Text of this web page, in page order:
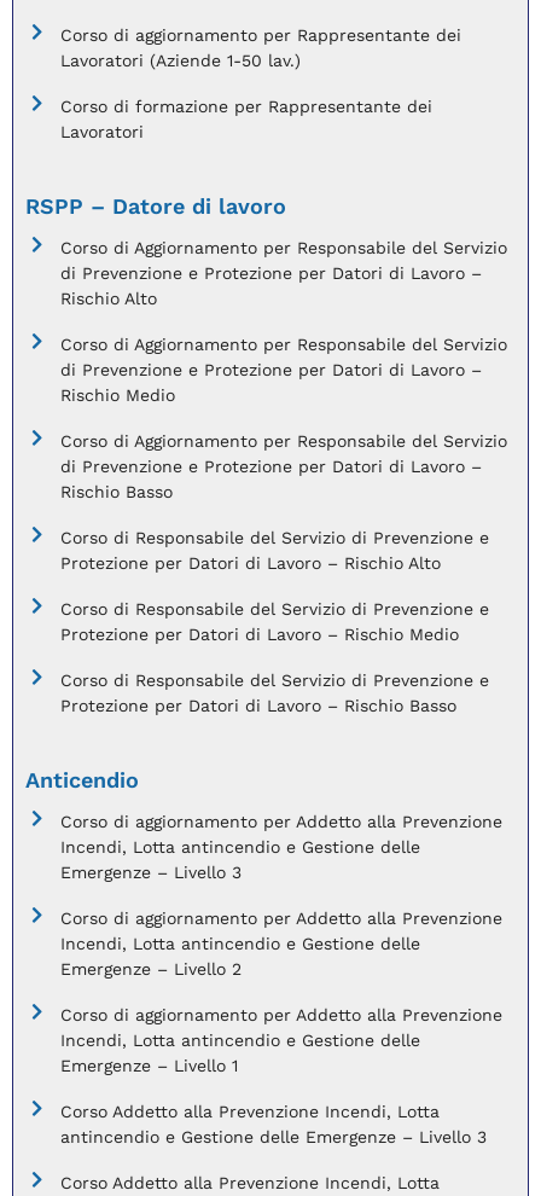
Corso di aggiornamento per Rappresentante dei
Lavoratori (Aziende 1-50 lav.)
Corso di formazione per Rappresentante dei
Lavoratori
RSPP – Datore di lavoro
Corso di Aggiornamento per Responsabile del Servizio
di Prevenzione e Protezione per Datori di Lavoro –
Rischio Alto
Corso di Aggiornamento per Responsabile del Servizio
di Prevenzione e Protezione per Datori di Lavoro –
Rischio Medio
Corso di Aggiornamento per Responsabile del Servizio
di Prevenzione e Protezione per Datori di Lavoro –
Rischio Basso
Corso di Responsabile del Servizio di Prevenzione e
Protezione per Datori di Lavoro – Rischio Alto
Corso di Responsabile del Servizio di Prevenzione e
Protezione per Datori di Lavoro – Rischio Medio
Corso di Responsabile del Servizio di Prevenzione e
Protezione per Datori di Lavoro – Rischio Basso
Anticendio
Corso di aggiornamento per Addetto alla Prevenzione
Incendi, Lotta antincendio e Gestione delle
Emergenze – Livello 3
Corso di aggiornamento per Addetto alla Prevenzione
Incendi, Lotta antincendio e Gestione delle
Emergenze – Livello 2
Corso di aggiornamento per Addetto alla Prevenzione
Incendi, Lotta antincendio e Gestione delle
Emergenze – Livello 1
Corso Addetto alla Prevenzione Incendi, Lotta
antincendio e Gestione delle Emergenze – Livello 3
Corso Addetto alla Prevenzione Incendi, Lotta